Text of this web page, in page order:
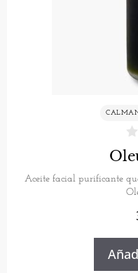
Aceite facial purificante